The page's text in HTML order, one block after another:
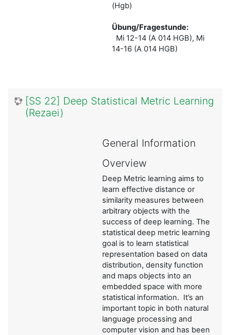
(Hgb)
Übung/Fragestunde:
Mi 12-14 (A 014 HGB), Mi
14-16 (A 014 HGB)
[SS 22] Deep Statistical Metric Learning
(Rezaei)
General Information
Overview
Deep Metric learning aims to
learn effective distance or
similarity measures between
arbitrary objects with the
success of deep learning. The
statistical deep metric learning
goal is to learn statistical
representation based on data
distribution, density function
and maps objects into an
embedded space with more
statistical information. It’s an
important topic in both natural
language processing and
computer vision and has been